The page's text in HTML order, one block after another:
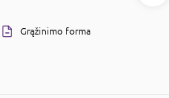
Grąžinimo forma